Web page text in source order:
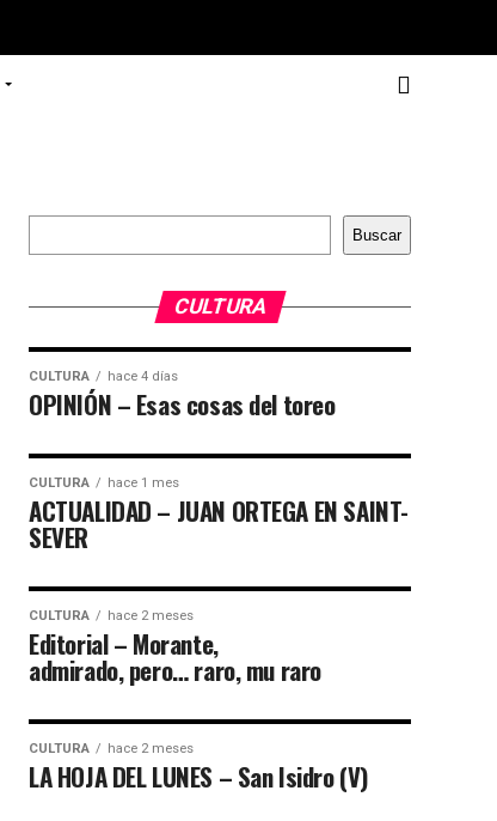
Buscar
Buscar
CULTURA
CULTURA hace 4 días
OPINIÓN – Esas cosas del toreo
CULTURA hace 1 mes
ACTUALIDAD – JUAN ORTEGA EN SAINT-
SEVER
CULTURA hace 2 meses
Editorial – Morante,
admirado, pero… raro, mu raro
CULTURA hace 2 meses
LA HOJA DEL LUNES – San Isidro (V)